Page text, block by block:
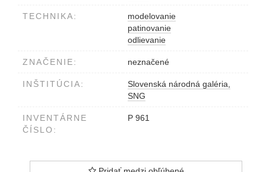
TECHNIKA:
modelovanie
patinovanie
odlievanie
ZNAČENIE: neznačené
INŠTITÚCIA:
Slovenská národná galéria,
SNG
INVENTÁRNE
ČÍSLO:
P 961